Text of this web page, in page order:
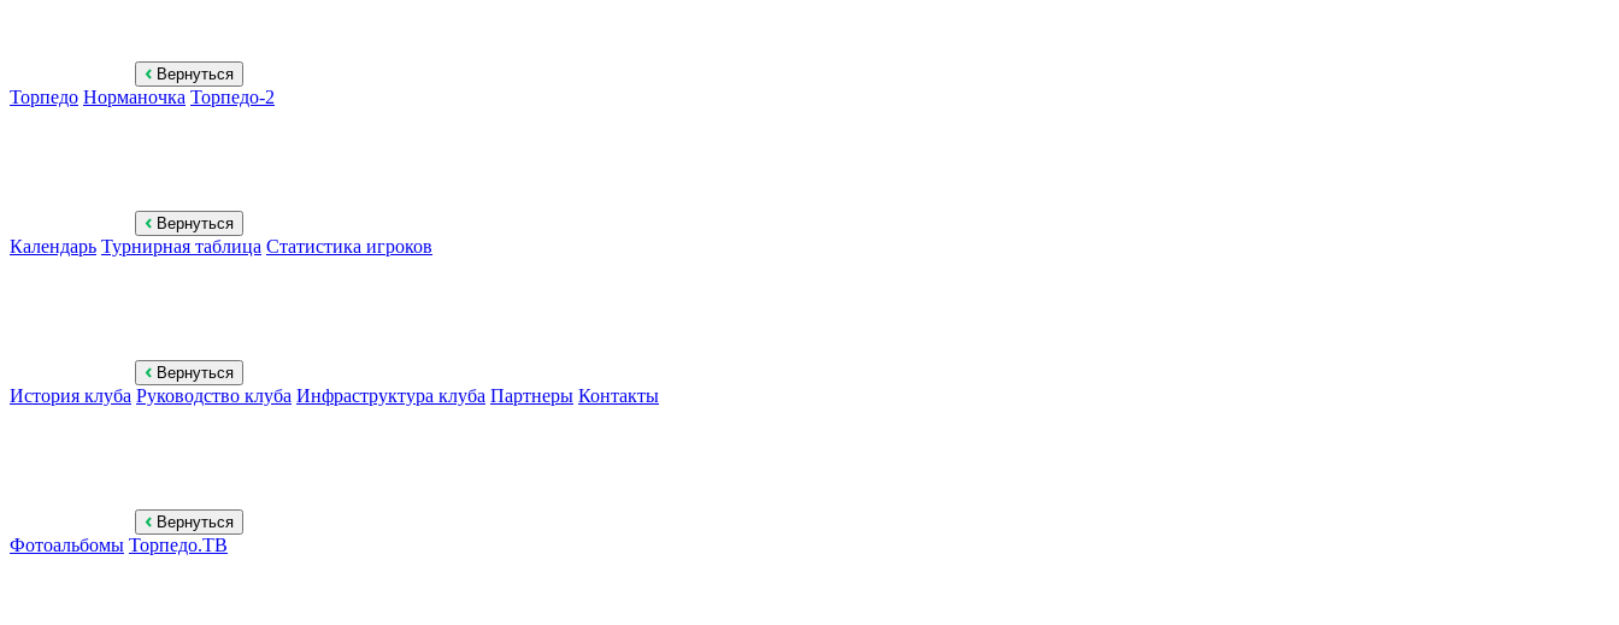
Вернуться
Торпедо Норманочка Торпедо-2
Вернуться
Календарь Турнирная таблица Статистика игроков
Вернуться
История клуба Руководство клуба Инфраструктура клуба Партнеры Контакты
Вернуться
Фотоальбомы Торпедо.ТВ